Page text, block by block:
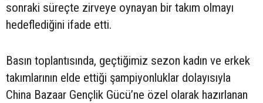
sonraki süreçte zirveye oynayan bir takım olmayı
hedeflediğini ifade etti.
Basın toplantısında, geçtiğimiz sezon kadın ve erkek
takımlarının elde ettiği şampiyonluklar dolayısıyla
China Bazaar Gençlik Gücü’ne özel olarak hazırlanan